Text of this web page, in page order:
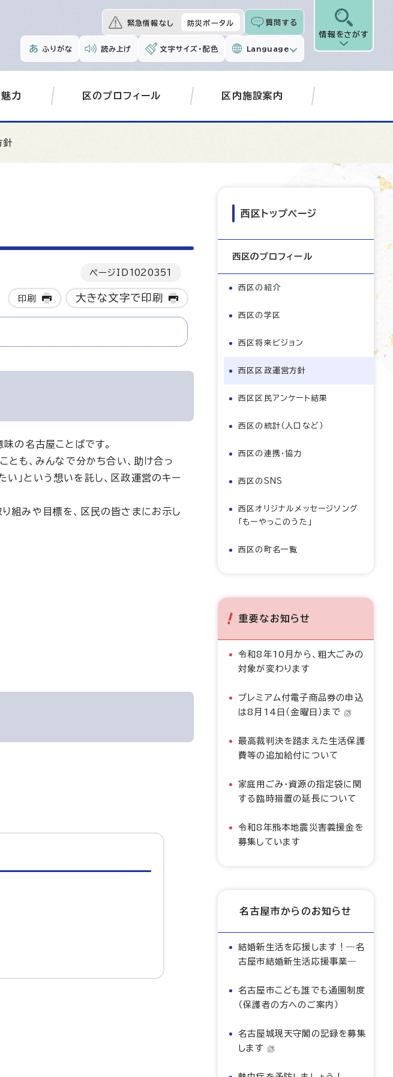
緊急情報なし 防災ポータル 質問する
ふりがな 読み上げ 文字サイズ・配色 Language
情報をさがす
力 区のプロフィール 区内施設案内
針
ページID 1020351
印刷 大きな文字で印刷
味の名古屋ことばです。
とも、みんなで分かち合い、助け合っ
」という想いを託し、区政運営のキー
組みや目標を、区民の皆さまにお示し
西区トップページ
西区のプロフィール
西区の紹介
西区の学区
西区将来ビジョン
西区区政運営方針
西区区民アンケート結果
西区の統計（人口など）
西区の連携・協力
西区のSNS
西区オリジナルメッセージソング
「もーやっこのうた」
西区の町名一覧
重要なお知らせ
令和8年10月から、粗大ごみの
対象が変わります
プレミアム付電子商品券の申込
は8月14日（金曜日）まで
最高裁判決を踏まえた生活保護
費等の追加給付について
家庭用ごみ・資源の指定袋に関
する臨時措置の延長について
令和8年熊本地震災害義援金を
募集しています
名古屋市からのお知らせ
結婚新生活を応援します！―名
古屋市結婚新生活応援事業―
名古屋市こども誰でも通園制度
（保護者の方へのご案内）
名古屋城現天守閣の記録を募集
します